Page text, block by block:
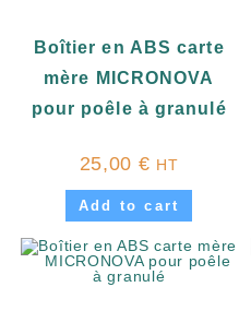
Boîtier en ABS carte
mère MICRONOVA
pour poêle à granulé
25,00 € HT
Add to cart